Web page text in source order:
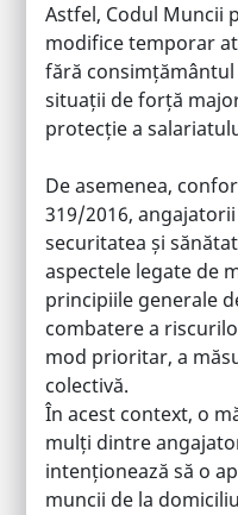
Astfel, Codul Muncii
modifice temporar
fără
situații de forță
protecție a
De asemenea,
319/2016,
securitatea și
aspectele legate de
principiile generale
combatere a
mod prioritar, a
colectivă.
În acest context, o
mulți dintre
intenționează să o
muncii de la